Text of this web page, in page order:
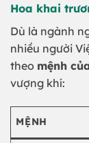
Hoa khai
Dù là ngành
nhiều người
theo mệnh
vượng khí:
MỆNH